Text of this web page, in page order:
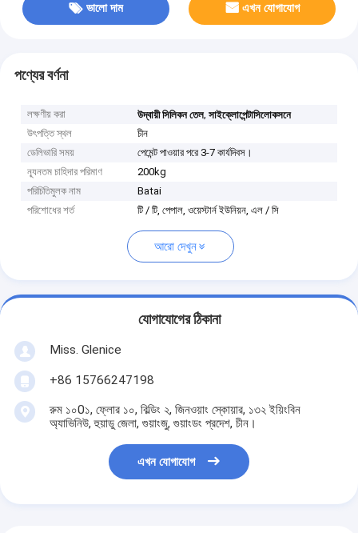
ভালো দাম এখন যোগাযোগ
পণ্যের বর্ণনা
লক্ষণীয় করা উদ্বায়ী সিলিকন তেল,সাইক্লোপেন্টাসিলোকসনে
উৎপত্তি স্থল
চীন
ডেলিভারি সময়
পেমেন্ট পাওয়ার পরে 3-7 কার্যদিবস।
ন্যূনতম চাহিদার পরিমাণ
200kg
পরিচিতিমুলক নাম
Batai
পরিশোধের শর্ত
টি / টি, পেপাল, ওয়েস্টার্ন ইউনিয়ন, এল / সি
আরো দেখুন
যোগাযোগের ঠিকানা
Miss. Glenice
+86 15766247198
রুম ১০0১, ফ্লোর ১০, বিল্ডিং ২, জিনওয়াং স্কোয়ার, ১৩২ ইয়িংবিন
অ্যাভিনিউ, হুয়াডু জেলা, গুয়াংজু, গুয়াংডং প্রদেশ, চীন।
এখন যোগাযোগ